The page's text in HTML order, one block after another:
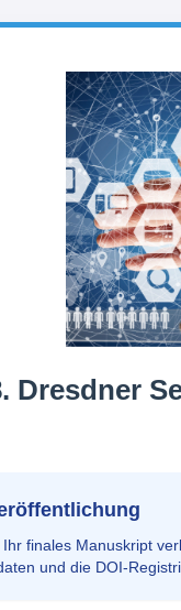
Dresdner
finales Manuskript
und die DOI-